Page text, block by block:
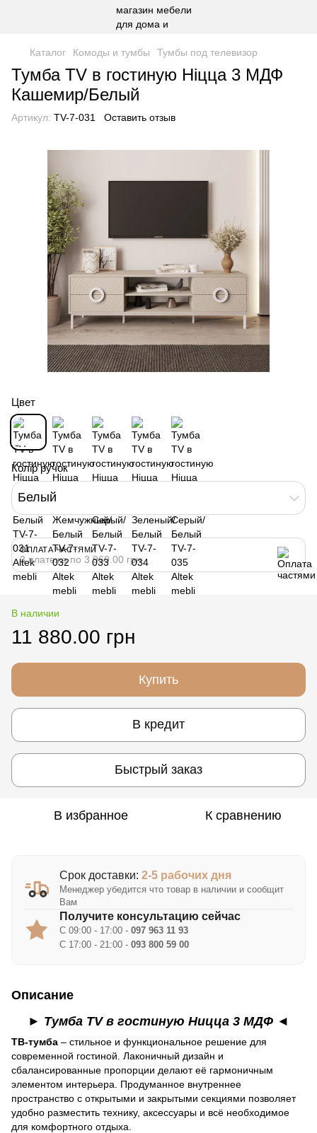
Каталог Комоды и тумбы Тумбы под телевизор
Тумба TV в гостиную Ніцца 3 МДФ
Кашемир/Белый
Артикул: TV-7-031 Оставить отзыв
Цвет
Колір ручок
Белый
ОПЛАТА ЧАСТЯМИ
3 платежа по 3 960.00 грн
В наличии
11 880.00 грн
Купить
В кредит
Быстрый заказ
В избранное К сравнению
Срок доставки: 2-5 рабочих дня
Менеджер убедится что товар в наличии и сообщит
Вам
Получите консультацию сейчас
С 09:00 - 17:00 - 097 963 11 93
С 17:00 - 21:00 - 093 800 59 00
Описание
► Тумба TV в гостиную Ницца 3 МДФ ◄
ТВ-тумба – стильное и функциональное решение для
современной гостиной. Лаконичный дизайн и
сбалансированные пропорции делают её гармоничным
элементом интерьера. Продуманное внутреннее
пространство с открытыми и закрытыми секциями позволяет
удобно разместить технику, аксессуары и всё необходимое
для комфортного отдыха.